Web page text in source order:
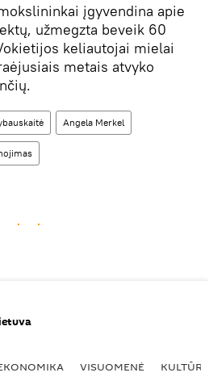
įgyvendina apie
užmegzta beveik 60
keliautojai mielai
metais atvyko
Angela Merkel
VISUOMENĖ KULTŪRA